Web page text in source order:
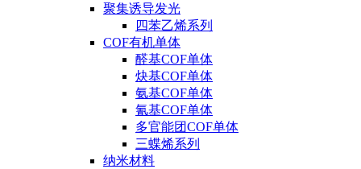
聚集诱导发光
四苯乙烯系列
COF有机单体
醛基COF单体
炔基COF单体
氨基COF单体
氰基COF单体
多官能团COF单体
三蝶烯系列
纳米材料